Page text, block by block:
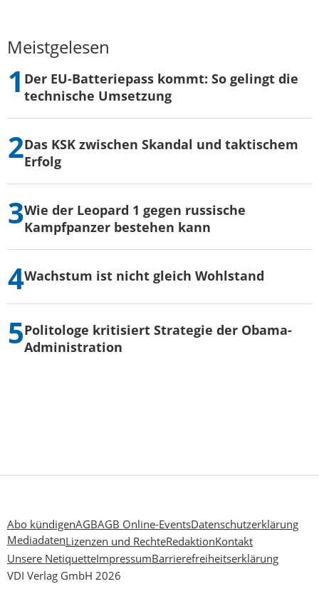
Meistgelesen
Der EU-Batteriepass kommt: So gelingt die
technische Umsetzung
Das KSK zwischen Skandal und taktischem
Erfolg
Wie der Leopard 1 gegen russische
Kampfpanzer bestehen kann
Wachstum ist nicht gleich Wohlstand
Politologe kritisiert Strategie der Obama-
Administration
Abo kündigenAGBAGB Online-EventsDatenschutzerklärung
MediadatenLizenzen und RechteRedaktionKontakt
Unsere NetiquetteImpressumBarrierefreiheitserklärung
VDI Verlag GmbH 2026